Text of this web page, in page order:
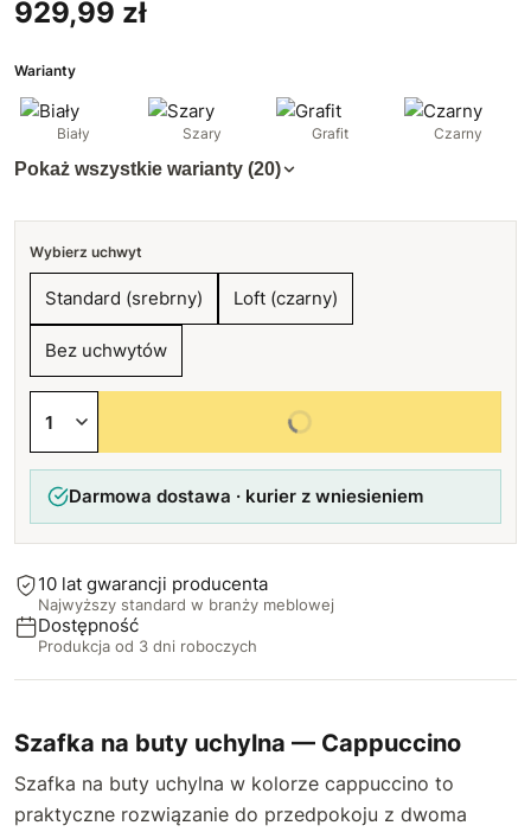
929,99 zł
Warianty
Biały Szary Grafit Czarny
Pokaż wszystkie warianty (20)
Wybierz uchwyt
Standard (srebrny) Loft (czarny)
Bez uchwytów
Wybierz wszystkie opcje
Darmowa dostawa · kurier z wniesieniem
10 lat gwarancji producenta
Najwyższy standard w branży meblowej
Dostępność
Produkcja od 3 dni roboczych
Szafka na buty uchylna — Cappuccino
Szafka na buty uchylna w kolorze cappuccino to
praktyczne rozwiązanie do przedpokoju z dwoma